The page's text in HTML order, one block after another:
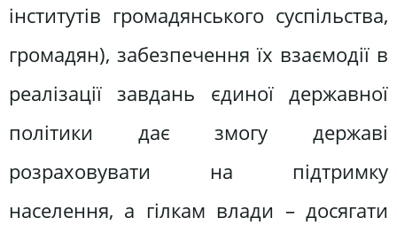
інститутів громадянського суспільства,
громадян), забезпечення їх взаємодії в
реалізації завдань єдиної державної
політики дає змогу державі
розраховувати на підтримку
населення, а гілкам влади – досягати